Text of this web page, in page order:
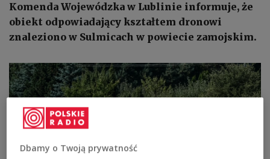
Komenda Wojewódzka w Lublinie informuje, że
obiekt odpowiadający kształtem dronowi
znaleziono w Sulmicach w powiecie zamojskim.
Dbamy o Twoją prywatność